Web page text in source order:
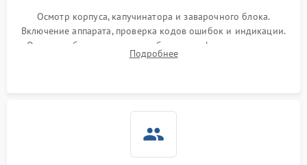
Осмотр корпуса, капучинатора и заварочного блока.
Включение аппарата, проверка кодов ошибок и индикации.
Оценка работы помпы, термоблока и кофемолки на слух.
Измерение температуры и давления воды для выявления
Подробнее